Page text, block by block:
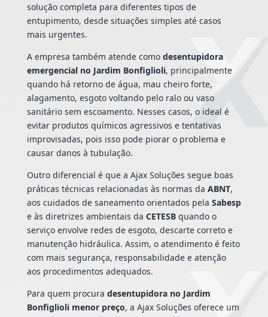
solução completa para diferentes tipos de
entupimento, desde situações simples até casos
mais urgentes.
A empresa também atende como desentupidora
emergencial no Jardim Bonfiglioli, principalmente
quando há retorno de água, mau cheiro forte,
alagamento, esgoto voltando pelo ralo ou vaso
sanitário sem escoamento. Nesses casos, o ideal é
evitar produtos químicos agressivos e tentativas
improvisadas, pois isso pode piorar o problema e
causar danos à tubulação.
Outro diferencial é que a Ajax Soluções segue boas
práticas técnicas relacionadas às normas da ABNT,
aos cuidados de saneamento orientados pela Sabesp
e às diretrizes ambientais da CETESBquando o
serviço envolve redes de esgoto, descarte correto e
manutenção hidráulica. Assim, o atendimento é feito
com mais segurança, responsabilidade e atenção
aos procedimentos adequados.
Para quem procura desentupidora no Jardim
Bonfiglioli menor preço, a Ajax Soluções oferece um